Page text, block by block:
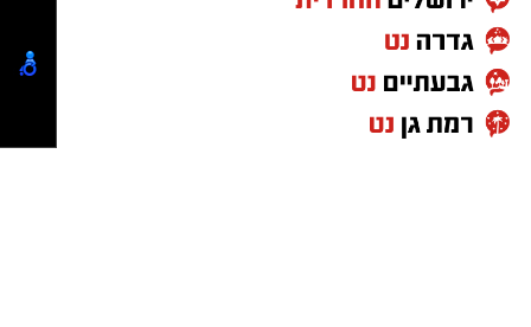
האחרון בו הוארך מעצרם